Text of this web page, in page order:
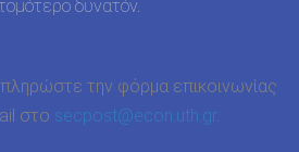
δυνατόν.
την φόρμα επικοινωνίας
στο secpost@econ.uth.gr.